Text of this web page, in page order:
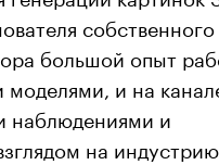
большой опыт
моделями, и на
наблюдениями и
на индустрию.